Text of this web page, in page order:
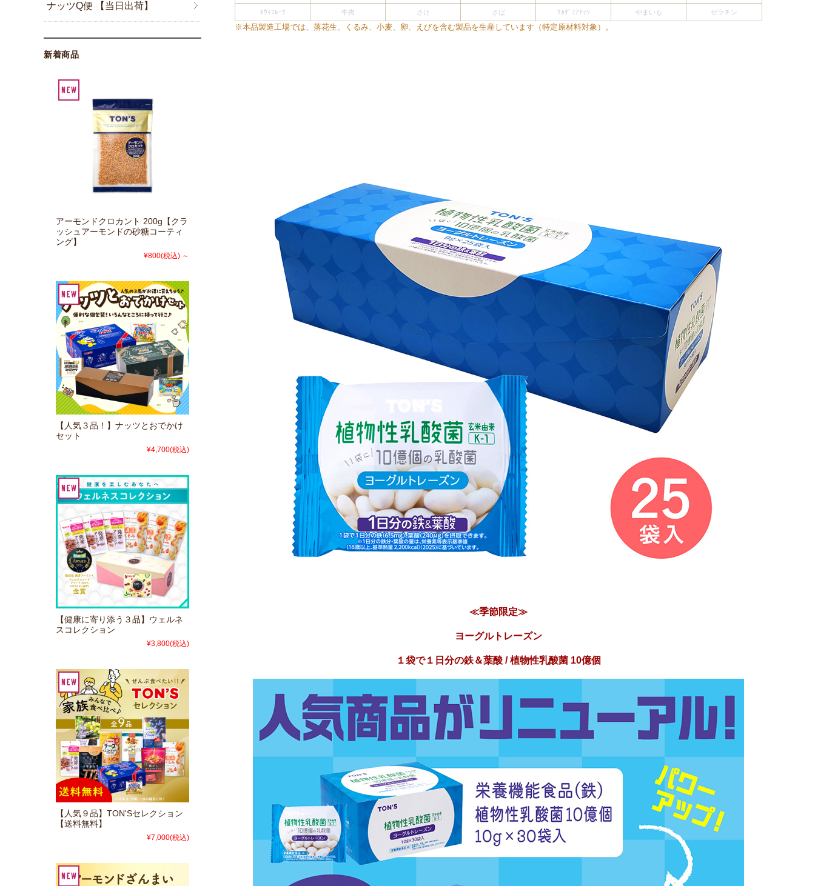
ｷｳｨﾌﾙｰﾂ 牛肉 さけ さば ﾏｶﾀﾞﾐｱﾅｯﾂ やまいも ゼラチン
※本品製造工場では、落花生、くるみ、小麦、卵、えびを含む製品を生産しています（特定原材料対象）。
≪季節限定≫
ヨーグルトレーズン
１袋で１日分の鉄＆葉酸 / 植物性乳酸菌 10億個
ナッツQ便 【当日出荷】
新着商品
アーモンドクロカント 200g【クラ
ッシュアーモンドの砂糖コーティ
ング】
¥800(税込) ～
【人気３品！】ナッツとおでかけ
セット
¥4,700(税込)
【健康に寄り添う３品】ウェルネ
スコレクション
¥3,800(税込)
【人気９品】TON'Sセレクション
【送料無料】
¥7,000(税込)